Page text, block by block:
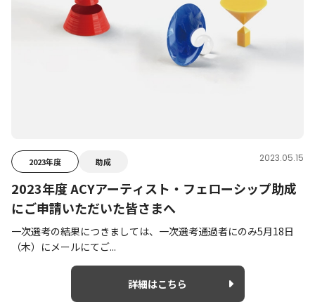
2023年度 助成 2023.05.15
2023年度 ACYアーティスト・フェローシップ助成
にご申請いただいた皆さまへ
一次選考の結果につきましては、一次選考通過者にのみ5月18日
（木）にメールにてご...
詳細はこちら